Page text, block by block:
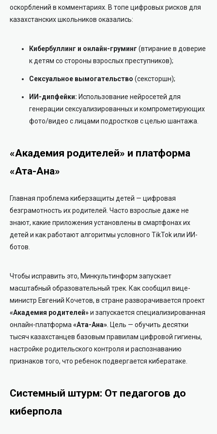
оскорблений в комментариях. В топе цифровых рисков для
казахстанских школьников оказались:
Кибербуллинг и онлайн-груминг (втирание в доверие
к детям со стороны взрослых преступников);
Сексуальное вымогательство (сексторшн);
ИИ-дипфейки: Использование нейросетей для
генерации сексуализированных и компрометирующих
фото/видео с лицами подростков с целью шантажа.
«Академия родителей» и платформа
«Ата-Ана»
Главная проблема киберзащиты детей — цифровая
безграмотность их родителей. Часто взрослые даже не
знают, какие приложения установлены в смартфонах их
детей и как работают алгоритмы условного TikTok или ИИ-
ботов.
Чтобы исправить это, Минкультинформ запускает
масштабный образовательный трек. Как сообщил вице-
министр Евгений Кочетов, в стране разворачивается проект
«Академия родителей»и запускается специализированная
онлайн-платформа «Ата-Ана» . Цель — обучить десятки
тысяч казахстанцев базовым правилам цифровой гигиены,
настройке родительского контроля и распознаванию
признаков того, что ребенок подвергается кибератаке.
Системный штурм: От педагогов до
киберпола